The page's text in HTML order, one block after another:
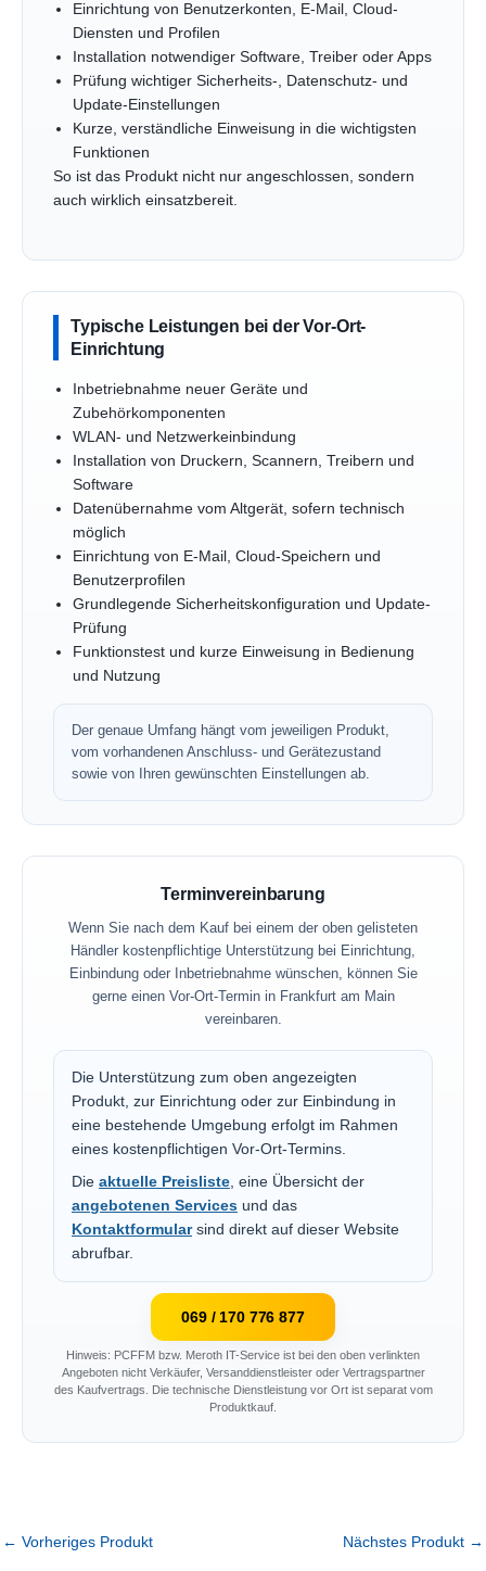
Einrichtung von Benutzerkonten, E-Mail, Cloud-
Diensten und Profilen
Installation notwendiger Software, Treiber oder Apps
Prüfung wichtiger Sicherheits-, Datenschutz- und
Update-Einstellungen
Kurze, verständliche Einweisung in die wichtigsten
Funktionen
So ist das Produkt nicht nur angeschlossen, sondern
auch wirklich einsatzbereit.
Typische Leistungen bei der Vor-Ort-
Einrichtung
Inbetriebnahme neuer Geräte und
Zubehörkomponenten
WLAN- und Netzwerkeinbindung
Installation von Druckern, Scannern, Treibern und
Software
Datenübernahme vom Altgerät, sofern technisch
möglich
Einrichtung von E-Mail, Cloud-Speichern und
Benutzerprofilen
Grundlegende Sicherheitskonfiguration und Update-
Prüfung
Funktionstest und kurze Einweisung in Bedienung
und Nutzung
Der genaue Umfang hängt vom jeweiligen Produkt,
vom vorhandenen Anschluss- und Gerätezustand
sowie von Ihren gewünschten Einstellungen ab.
Terminvereinbarung
Wenn Sie nach dem Kauf bei einem der oben gelisteten
Händler kostenpflichtige Unterstützung bei Einrichtung,
Einbindung oder Inbetriebnahme wünschen, können Sie
gerne einen Vor-Ort-Termin in Frankfurt am Main
vereinbaren.
Die Unterstützung zum oben angezeigten
Produkt, zur Einrichtung oder zur Einbindung in
eine bestehende Umgebung erfolgt im Rahmen
eines kostenpflichtigen Vor-Ort-Termins.
Die aktuelle Preisliste , eine Übersicht der
angebotenen Services und das
Kontaktformularsind direkt auf dieser Website
abrufbar.
069 / 170 776 877
Hinweis: PCFFM bzw. Meroth IT-Service ist bei den oben verlinkten
Angeboten nicht Verkäufer, Versanddienstleister oder Vertragspartner
des Kaufvertrags. Die technische Dienstleistung vor Ort ist separat vom
Produktkauf.
← Vorheriges Produkt Nächstes Produkt →